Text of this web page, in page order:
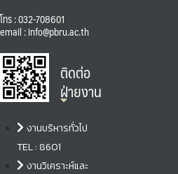
โทร : 032-708601
email : info@pbru.ac.th
ติดต่อ
ฝ่ายงาน
งานบริหารทั่วไป
TEL : 8601
งานวิเคราะห์และ